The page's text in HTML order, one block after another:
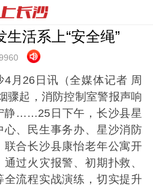
活系上“安全绳”
26日讯（全媒体记者 周
骤起，消防控制室警报声响
静……25日下午，长沙县星
、民生事务办、星沙消防
合长沙县康怡老年公寓开
过火灾报警、初期扑救、
全流程实战演练，切实提升